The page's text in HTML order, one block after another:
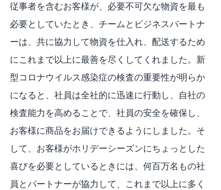
従事者を含むお客様が、必要不可欠な物資を最も
必要としていたとき、チームとビジネスパートナ
ーは、共に協力して物資を仕入れ、配送するため
にこれまで以上に最善を尽くしてくれました。新
型コロナウイルス感染症の検査の重要性が明らか
になると、社員は全社的に迅速に行動し、自社の
検査能力を高めることで、社員の安全を確保し、
お客様に商品をお届けできるようにしました。そ
して、お客様がホリデーシーズンにちょっとした
喜びを必要としているときには、何百万名もの社
員とパートナーが協力して、これまで以上に多く